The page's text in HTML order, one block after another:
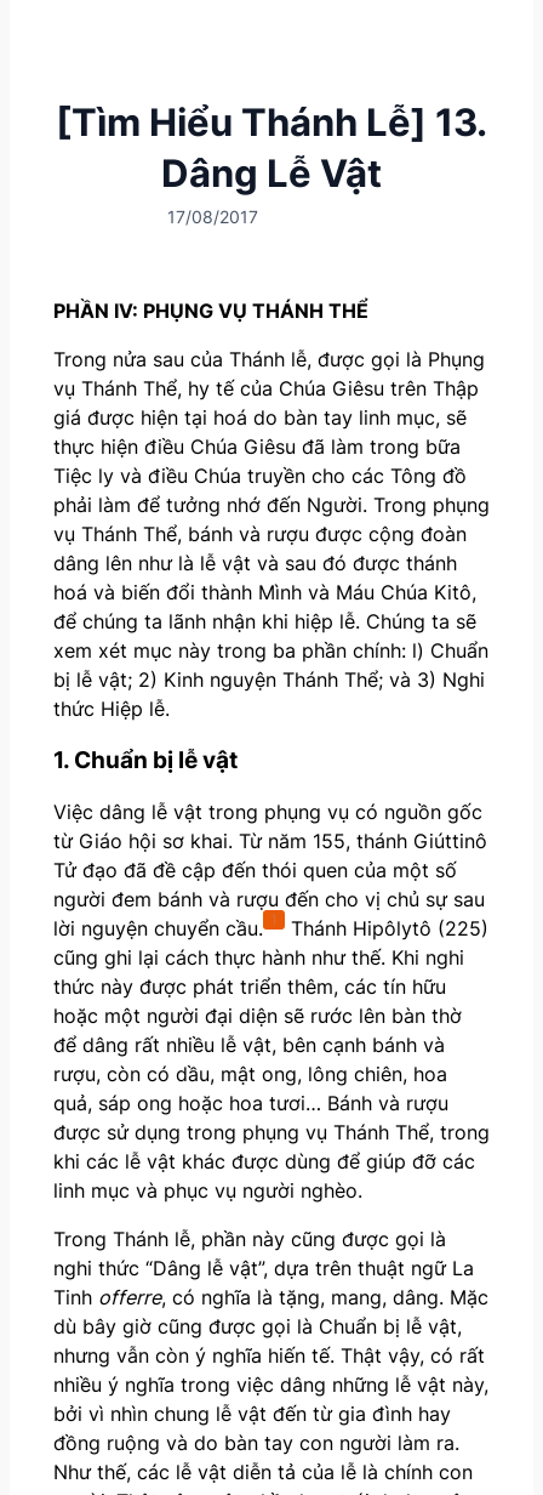
[Tìm Hiểu Thánh Lễ] 13.
Dâng Lễ Vật
17/08/2017
PHẦN IV: PHỤNG VỤ THÁNH THỂ
Trong nửa sau của Thánh lễ, được gọi là Phụng
vụ Thánh Thể, hy tế của Chúa Giêsu trên Thập
giá được hiện tại hoá do bàn tay linh mục, sẽ
thực hiện điều Chúa Giêsu đã làm trong bữa
Tiệc ly và điều Chúa truyền cho các Tông đồ
phải làm để tưởng nhớ đến Người. Trong phụng
vụ Thánh Thể, bánh và rượu được cộng đoàn
dâng lên như là lễ vật và sau đó được thánh
hoá và biến đổi thành Mình và Máu Chúa Kitô,
để chúng ta lãnh nhận khi hiệp lễ. Chúng ta sẽ
xem xét mục này trong ba phần chính: l) Chuẩn
bị lễ vật; 2) Kinh nguyện Thánh Thể; và 3) Nghi
thức Hiệp lễ.
1. Chuẩn bị lễ vật
Việc dâng lễ vật trong phụng vụ có nguồn gốc
từ Giáo hội sơ khai. Từ năm 155, thánh Giúttinô
Tử đạo đã đề cập đến thói quen của một số
người đem bánh và rượu đến cho vị chủ sự sau
lời nguyện chuyển cầu. 1 Thánh Hipôlytô (225)
cũng ghi lại cách thực hành như thế. Khi nghi
thức này được phát triển thêm, các tín hữu
hoặc một người đại diện sẽ rước lên bàn thờ
để dâng rất nhiều lễ vật, bên cạnh bánh và
rượu, còn có dầu, mật ong, lông chiên, hoa
quả, sáp ong hoặc hoa tươi… Bánh và rượu
được sử dụng trong phụng vụ Thánh Thể, trong
khi các lễ vật khác được dùng để giúp đỡ các
linh mục và phục vụ người nghèo.
Trong Thánh lễ, phần này cũng được gọi là
nghi thức “Dâng lễ vật”, dựa trên thuật ngữ La
Tinh offerre, có nghĩa là tặng, mang, dâng. Mặc
dù bây giờ cũng được gọi là Chuẩn bị lễ vật,
nhưng vẫn còn ý nghĩa hiến tế. Thật vậy, có rất
nhiều ý nghĩa trong việc dâng những lễ vật này,
bởi vì nhìn chung lễ vật đến từ gia đình hay
đồng ruộng và do bàn tay con người làm ra.
Như thế, các lễ vật diễn tả của lễ là chính con